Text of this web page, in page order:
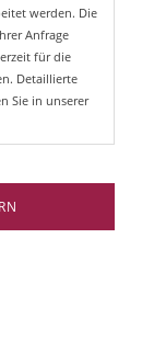
werden. Die
Anfrage
für die
Detaillierte
Sie in unserer